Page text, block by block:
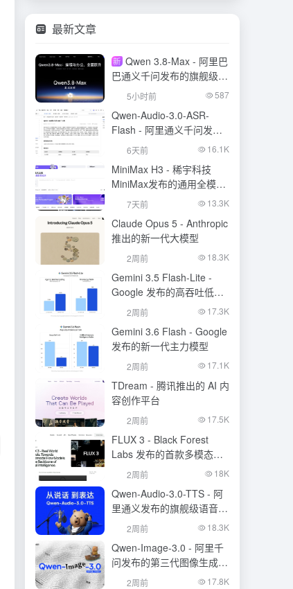
最新文章
新 Qwen 3.8-Max - 阿里巴
巴通义千问发布的旗舰级大
模型5小时前 587
Qwen-Audio-3.0-ASR-
Flash - 阿里通义千问发布
的语音识别大模型
6天前 16.1K
MiniMax H3 - 稀宇科技
MiniMax发布的通用全模态
生成模型
7天前 13.3K
Claude Opus 5 - Anthropic
推出的新一代大模型
2周前 18.3K
Gemini 3.5 Flash-Lite -
Google 发布的高吞吐低成
本模型
2周前 17.3K
Gemini 3.6 Flash - Google
发布的新一代主力模型
2周前 17.1K
TDream - 腾讯推出的 AI 内
容创作平台
2周前 17.5K
FLUX 3 - Black Forest
Labs 发布的首款多模态基
础模型
2周前 18K
Qwen-Audio-3.0-TTS - 阿
里通义发布的旗舰级语音合
成大模型
2周前 18.3K
Qwen-Image-3.0 - 阿里千
问发布的第三代图像生成基
础模型
2周前 17.8K